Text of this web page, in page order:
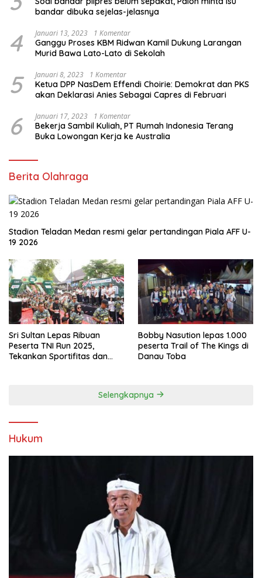
bandar dibuka sejelas-jelasnya
4 Januari 13, 2023 1 Komentar
Ganggu Proses KBM Ridwan Kamil Dukung Larangan
Murid Bawa Lato-Lato di Sekolah
5 Januari 8, 2023 1 Komentar
Ketua DPP NasDem Effendi Choirie: Demokrat dan PKS
akan Deklarasi Anies Sebagai Capres di Februari
6 Januari 17, 2023 1 Komentar
Bekerja Sambil Kuliah, PT Rumah Indonesia Terang
Buka Lowongan Kerja ke Australia
Berita Olahraga
Stadion Teladan Medan resmi gelar pertandingan Piala AFF U-
19 2026
Sri Sultan Lepas Ribuan
Peserta TNI Run 2025,
Tekankan Sportifitas dan
Bobby Nasution lepas 1.000
peserta Trail of The Kings di
Danau Toba
Selengkapnya
Hukum